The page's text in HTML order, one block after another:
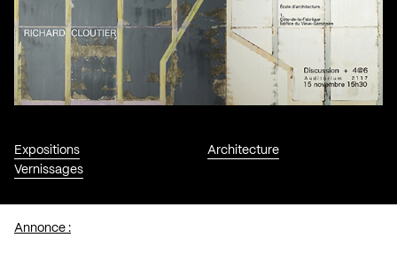
Expositions
Vernissages
Architecture
Annonce :